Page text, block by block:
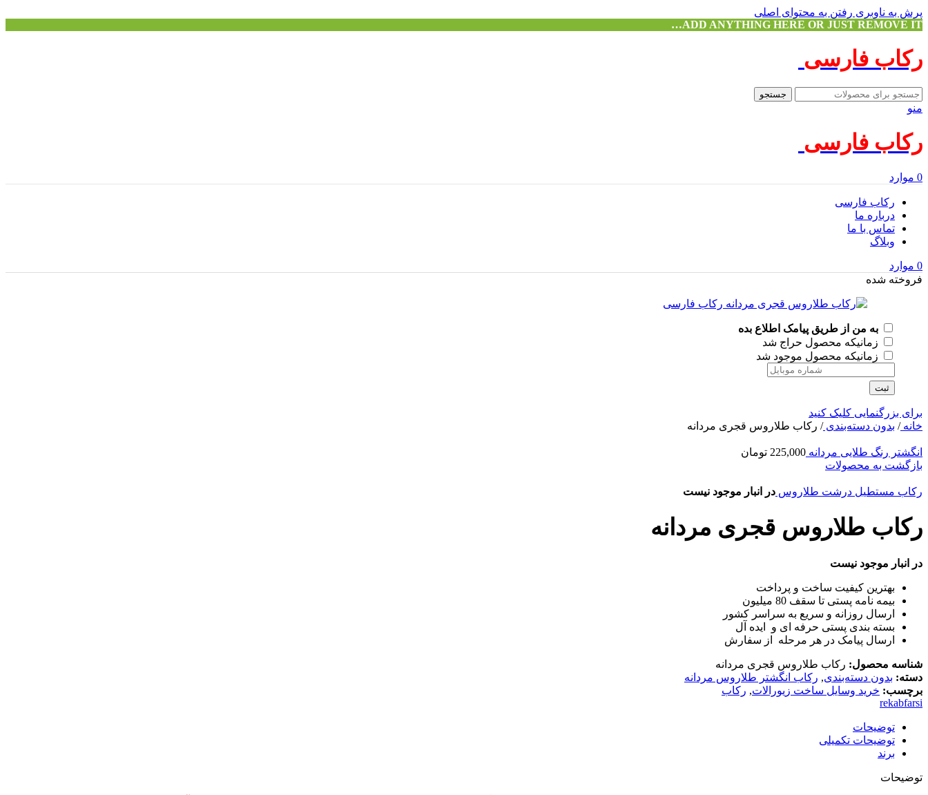
پرش به ناوبری رفتن به محتوای اصلی
ADD ANYTHING HERE OR JUST REMOVE IT…
رکاب فارسی
جستجو
منو
رکاب فارسی
0 موارد
رکاب فارسی
درباره ما
تماس با ما
وبلاگ
0 موارد
فروخته شده
به من از طریق پیامک اطلاع بده
زمانیکه محصول حراج شد
زمانیکه محصول موجود شد
ثبت
برای بزرگنمایی کلیک کنید
خانه/ بدون دسته‌بندی/ رکاب طلاروس قجری مردانه
انگشتر رنگ طلایی مردانه 225,000 تومان
بازگشت به محصولات
رکاب مستطیل درشت طلاروس در انبار موجود نیست
رکاب طلاروس قجری مردانه
در انبار موجود نیست
بهترین کیفیت ساخت و پرداخت
بیمه نامه پستی تا سقف 80 میلیون
ارسال روزانه و سریع به سراسر کشور
بسته بندی پستی حرفه ای و ایده آل
ارسال پیامک در هر مرحله از سفارش
شناسه محصول: رکاب طلاروس قجری مردانه
دسته: بدون دسته‌بندی, رکاب انگشتر طلاروس مردانه
برچسب: خرید وسایل ساخت زیورالات, رکاب
rekabfarsi
توضیحات
توضیحات تکمیلی
برند
توضیحات